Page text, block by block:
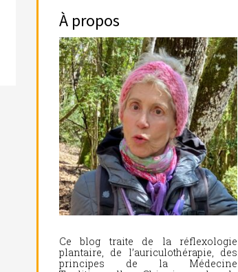
À propos
Ce blog traite de la réflexologie
plantaire, de l’auriculothérapie, des
principes de la Médecine